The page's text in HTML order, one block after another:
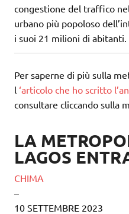
congestione del traffico
urbano più popoloso
i suoi 21 milioni di abitanti.
Per saperne di più sulla
l ‘articolo che ho scritto
consultare cliccando sulla
LA
LAGOS
CHIMA
–
10 SETTEMBRE 2023